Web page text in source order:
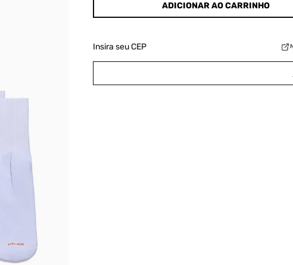
ADICIONAR AO CARRINHO
Insira seu CEP